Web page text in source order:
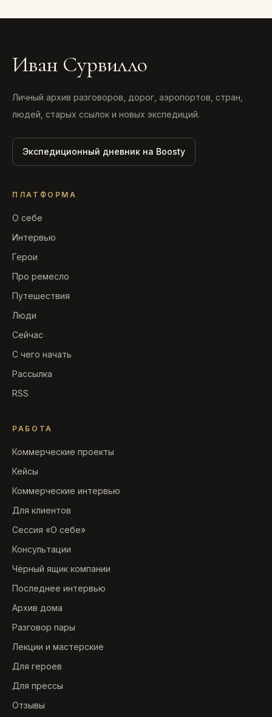
Иван Сурвилло
Личный архив разговоров, дорог, аэропортов, стран,
людей, старых ссылок и новых экспедиций.
Экспедиционный дневник на Boosty
ПЛАТФОРМА
О себе
Интервью
Герои
Про ремесло
Путешествия
Люди
Сейчас
С чего начать
Рассылка
RSS
РАБОТА
Коммерческие проекты
Кейсы
Коммерческие интервью
Для клиентов
Сессия «О себе»
Консультации
Чёрный ящик компании
Последнее интервью
Архив дома
Разговор пары
Лекции и мастерские
Для героев
Для прессы
Отзывы